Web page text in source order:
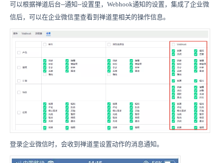
可以根据禅道后台--通知--设置里，Webhook通知的设置，集成了企业微
信后，可以在企业微信里查看到禅道里相关的操作信息。
登录企业微信时，会收到禅道里设置动作的消息通知。